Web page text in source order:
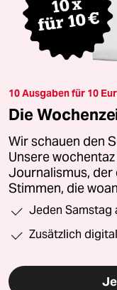
10 Ausgaben für 10
Die
Wir schauen den
Unsere
Journalismus, der
Stimmen, die
Jeden Samstag
Zusätzlich